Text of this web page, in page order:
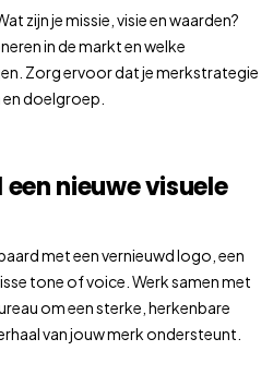
zijn je missie, visie en waarden?
in de markt en welke
Zorg ervoor dat je merkstrategie
doelgroep.
nieuwe visuele
met een vernieuwd logo, een
tone of voice. Werk samen met
om een sterke, herkenbare
van jouw merk ondersteunt.